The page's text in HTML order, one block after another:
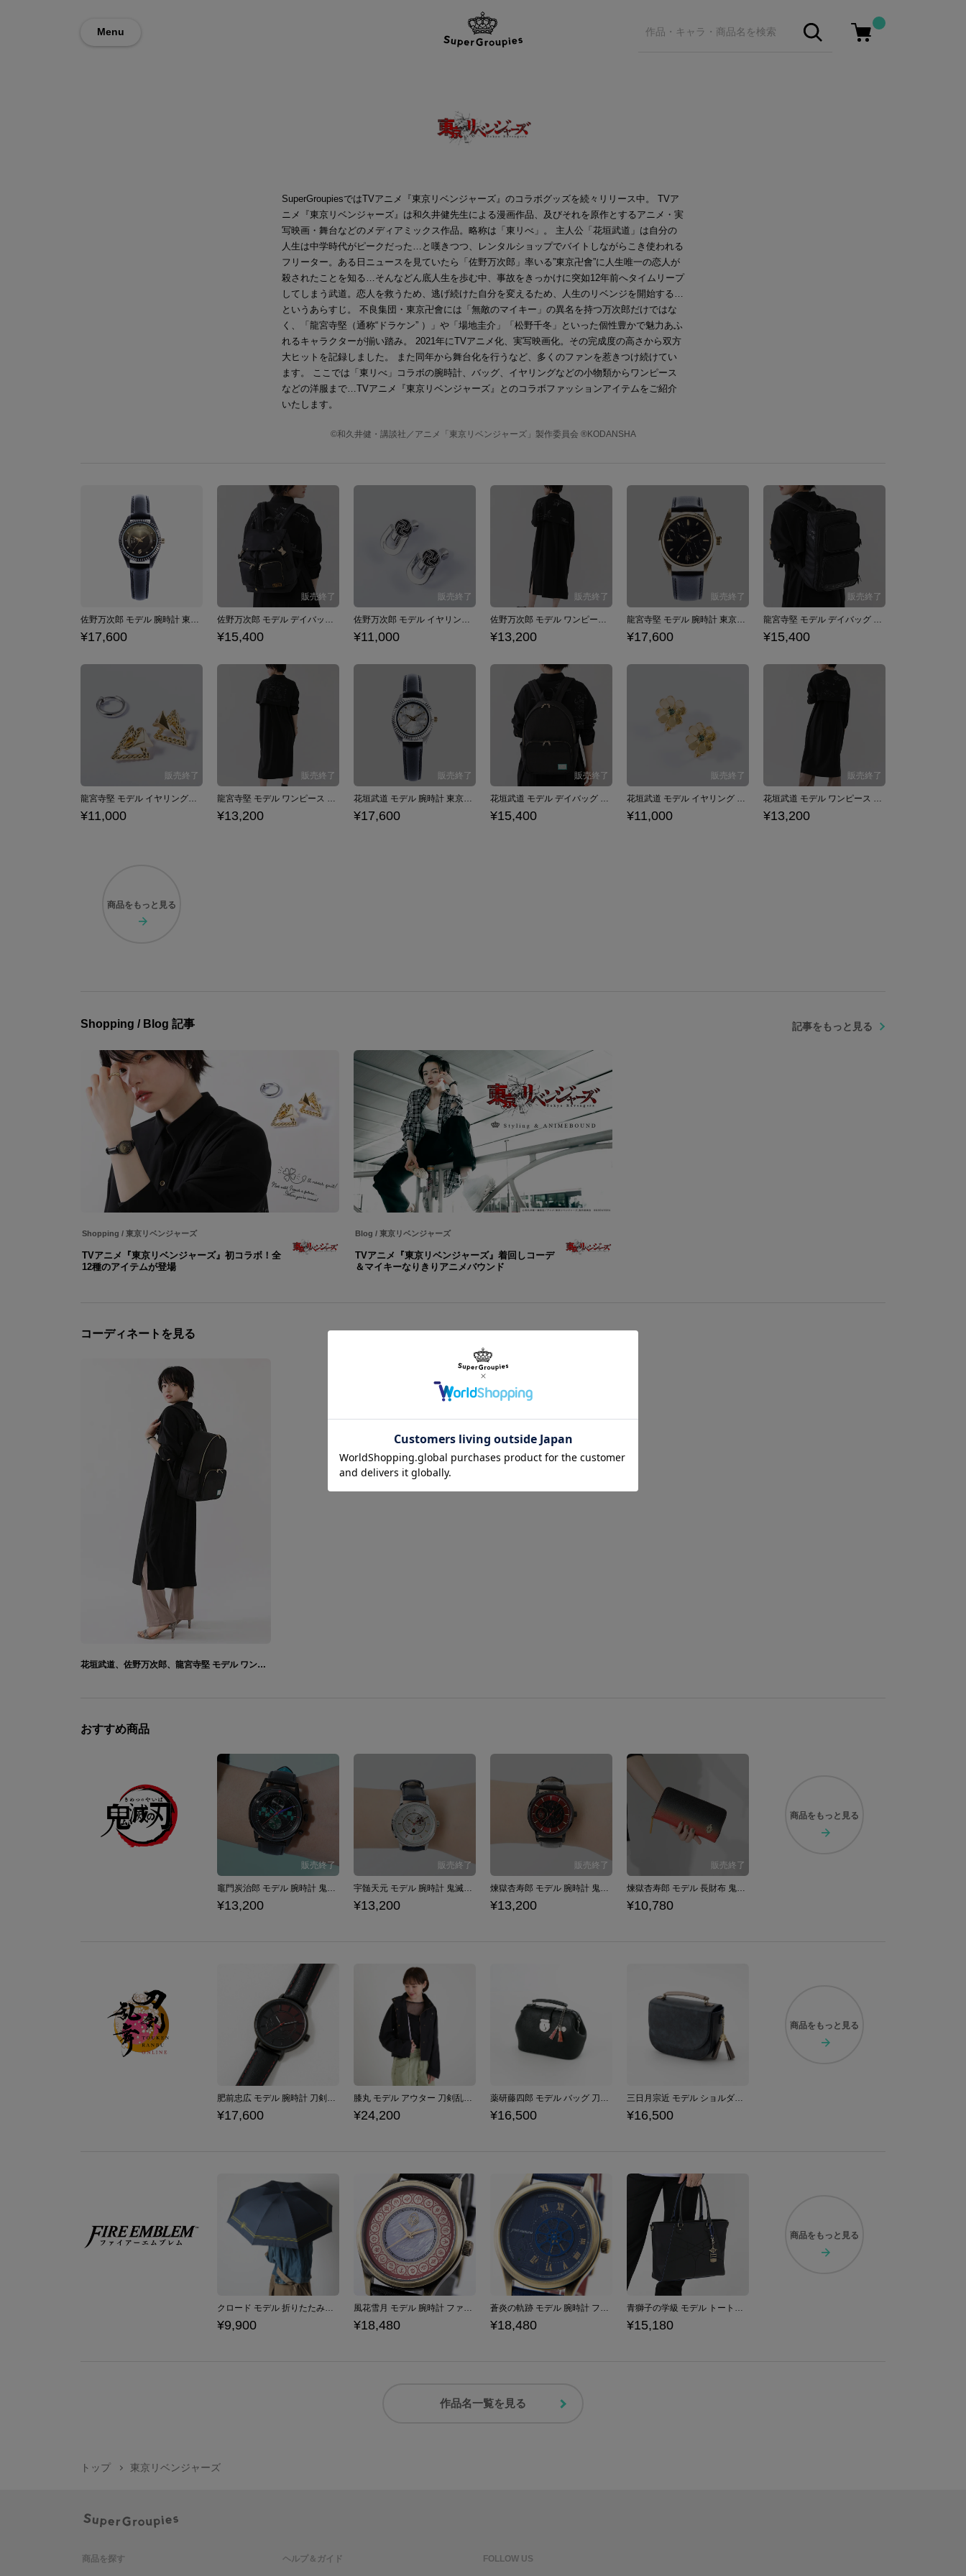
Menu
SuperGroupiesではTVアニメ『東京リベンジャーズ』のコラボグッズを続々リリース中。 TVア
ニメ『東京リベンジャーズ』は和久井健先生による漫画作品、及びそれを原作とするアニメ・実
写映画・舞台などのメディアミックス作品。略称は「東リべ」。 主人公「花垣武道」は自分の
人生は中学時代がピークだった…と嘆きつつ、レンタルショップでバイトしながらこき使われる
フリーター。ある日ニュースを見ていたら「佐野万次郎」率いる”東京卍會”に人生唯一の恋人が
殺されたことを知る…そんなどん底人生を歩む中、事故をきっかけに突如12年前へタイムリープ
してしまう武道。恋人を救うため、逃げ続けた自分を変えるため、人生のリベンジを開始する…
というあらすじ。 不良集団・東京卍會には「無敵のマイキー」の異名を持つ万次郎だけではな
く、「龍宮寺堅（通称“ドラケン” ）」や「場地圭介」「松野千冬」といった個性豊かで魅力あふ
れるキャラクターが揃い踏み。 2021年にTVアニメ化、実写映画化。その完成度の高さから双方
大ヒットを記録しました。 また同年から舞台化を行うなど、多くのファンを惹きつけ続けてい
ます。 ここでは「東リべ」コラボの腕時計、バッグ、イヤリングなどの小物類からワンピース
などの洋服まで…TVアニメ『東京リベンジャーズ』とのコラボファッションアイテムをご紹介
いたします。
©和久井健・講談社／アニメ「東京リベンジャーズ」製作委員会 ®KODANSHA
佐野万次郎 モデル 腕時計 東京リベンジャーズ
¥17,600
佐野万次郎 モデル デイバッグ 東京リベンジャーズ
¥15,400
佐野万次郎 モデル イヤリング 東京リベンジャーズ
¥11,000
佐野万次郎 モデル ワンピース 東京リベンジャーズ
¥13,200
龍宮寺堅 モデル 腕時計 東京リベンジャーズ
¥17,600
龍宮寺堅 モデル デイバッグ 東京リベンジャーズ
¥15,400
龍宮寺堅 モデル イヤリングセット 東京リベンジャーズ
¥11,000
龍宮寺堅 モデル ワンピース 東京リベンジャーズ
¥13,200
花垣武道 モデル 腕時計 東京リベンジャーズ
¥17,600
花垣武道 モデル デイバッグ 東京リベンジャーズ
¥15,400
花垣武道 モデル イヤリング 東京リベンジャーズ
¥11,000
花垣武道 モデル ワンピース 東京リベンジャーズ
¥13,200
商品を もっと見る
Shopping / Blog 記事 記事をもっと見る
Shopping / 東京リベンジャーズ
TVアニメ『東京リベンジャーズ』初コラボ！全
12種のアイテムが登場
Blog / 東京リベンジャーズ
TVアニメ『東京リベンジャーズ』着回しコーデ
＆マイキーなりきりアニメバウンド
コーディネートを見る
花垣武道、佐野万次郎、龍宮寺堅 モデル ワンピース＆バッグ 東京リベンジャーズ
おすすめ商品
竈門炭治郎 モデル 腕時計 鬼滅の刃
¥13,200
宇髄天元 モデル 腕時計 鬼滅の刃
¥13,200
煉獄杏寿郎 モデル 腕時計 鬼滅の刃
¥13,200
煉獄杏寿郎 モデル 長財布 鬼滅の刃
¥10,780
商品を もっと見る
肥前忠広 モデル 腕時計 刀剣乱舞ONLINE
¥17,600
膝丸 モデル アウター 刀剣乱舞ONLINE
¥24,200
薬研藤四郎 モデル バッグ 刀剣乱舞ONLINE
¥16,500
三日月宗近 モデル ショルダーバッグ 刀剣乱舞ONLINE
¥16,500
商品を もっと見る
クロード モデル 折りたたみ傘 ファイアーエムブレム 風花雪月
¥9,900
風花雪月 モデル 腕時計 ファイアーエムブレム
¥18,480
蒼炎の軌跡 モデル 腕時計 ファイアーエムブレム
¥18,480
青獅子の学級 モデル トートバッグ ファイアーエムブレム 風花雪月
¥15,180
商品を もっと見る
作品名一覧を見る
トップ 東京リベンジャーズ
商品を探す ヘルプ＆ガイド FOLLOW US